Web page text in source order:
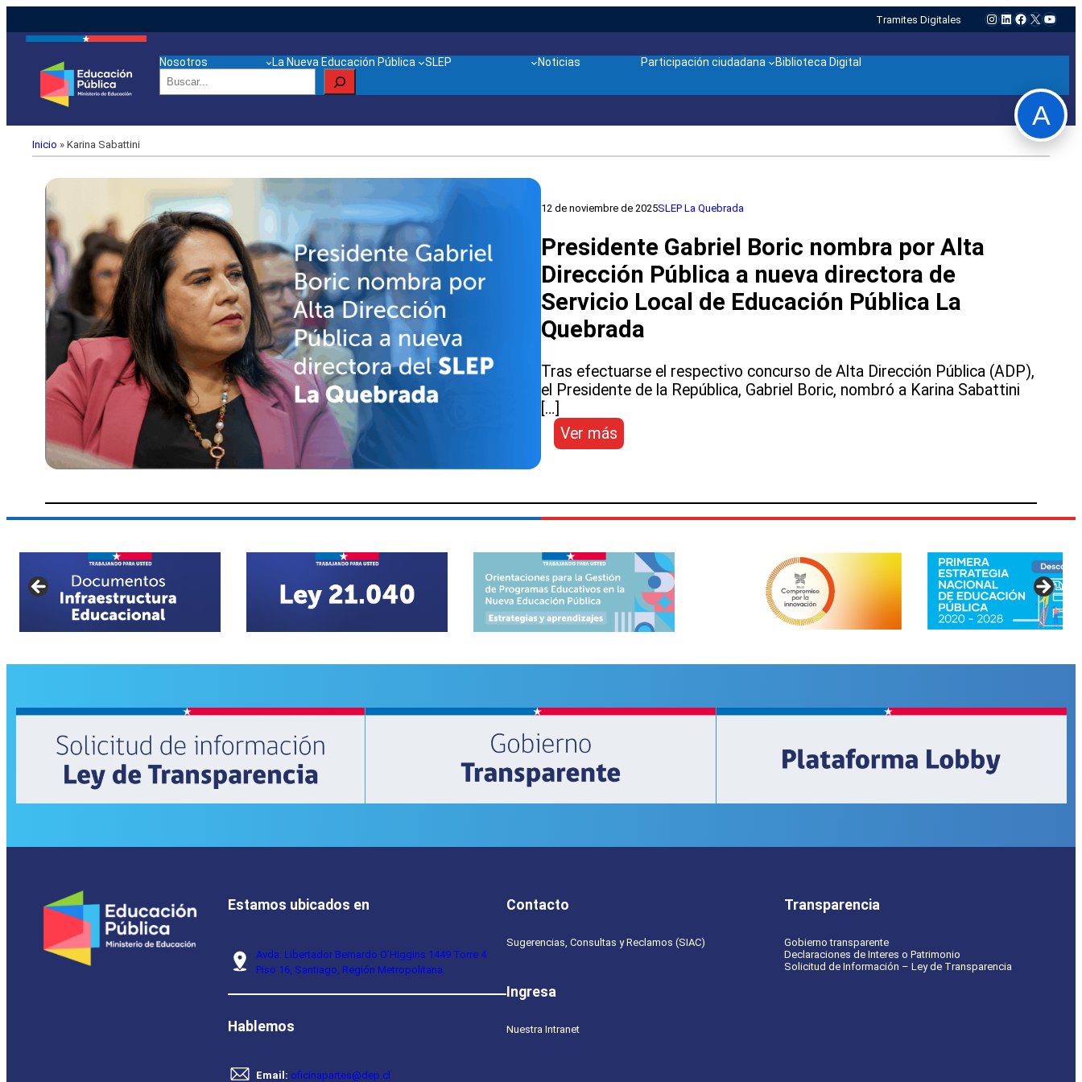
Tramites Digitales Instagram
LinkedIn
Facebook
X
Nosotros La Nueva Educación Pública SLEP Noticias Participación ciudadana
Biblioteca Digital
Buscar
Inicio » Karina Sabattini
12 de noviembre de 2025SLEP La Quebrada
Presidente Gabriel Boric nombra por Alta
Dirección Pública a nueva directora de
Servicio Local de Educación Pública La
Quebrada
Tras efectuarse el respectivo concurso de Alta Dirección Pública (ADP),
el Presidente de la República, Gabriel Boric, nombró a Karina Sabattini
[…]
Ver más
Presidente
nombra
por
Dirección
Pública
nueva
directora
de
La
Quebrada
Estamos ubicados en
Avda. Libertador Bernardo O’Higgins 1449 Torre 4
Piso 16, Santiago, Región Metropolitana.
Hablemos
Email: oficinapartes@dep.cl
Contacto
Sugerencias, Consultas y Reclamos (SIAC)
Ingresa
Nuestra Intranet
Transparencia
Gobierno transparente
Declaraciones de Interes o Patrimonio
Solicitud de Información – Ley de Transparencia
A